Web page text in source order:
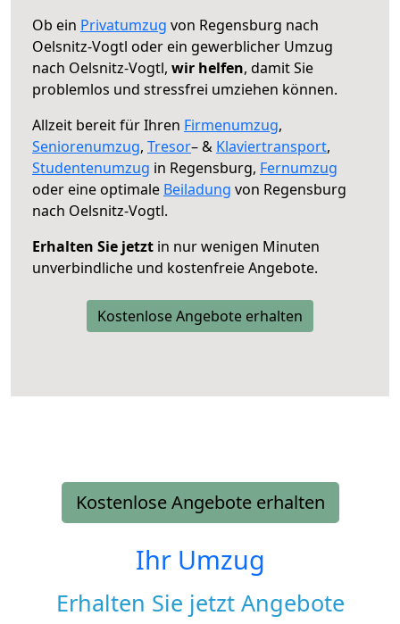
Ob ein Privatumzug von Regensburg nach
Oelsnitz-Vogtl oder ein gewerblicher Umzug
nach Oelsnitz-Vogtl, wir helfen, damit Sie
problemlos und stressfrei umziehen können.
Allzeit bereit für Ihren Firmenumzug,
Seniorenumzug, Tresor– & Klaviertransport,
Studentenumzug in Regensburg, Fernumzug
oder eine optimale Beiladung von Regensburg
nach Oelsnitz-Vogtl.
Erhalten Sie jetzt in nur wenigen Minuten
unverbindliche und kostenfreie Angebote.
Kostenlose Angebote erhalten
Kostenlose Angebote erhalten
Ihr Umzug
Erhalten Sie jetzt Angebote